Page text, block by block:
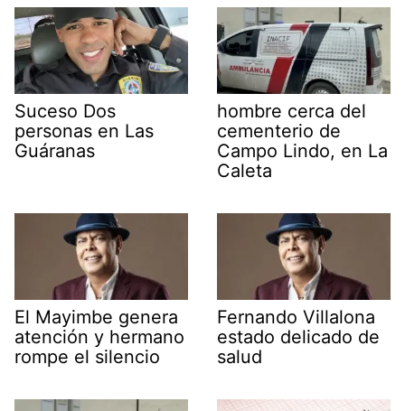
Suceso Dos
personas en Las
Guáranas
hombre cerca del
cementerio de
Campo Lindo, en La
Caleta
El Mayimbe genera
atención y hermano
rompe el silencio
Fernando Villalona
estado delicado de
salud